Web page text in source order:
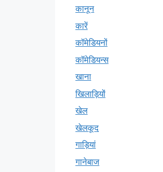
कानून
कारें
कॉमेडियनों
कॉमेडियन्स
खाना
खिलाड़ियों
खेल
खेलकूद
गाड़ियां
गानेबाज